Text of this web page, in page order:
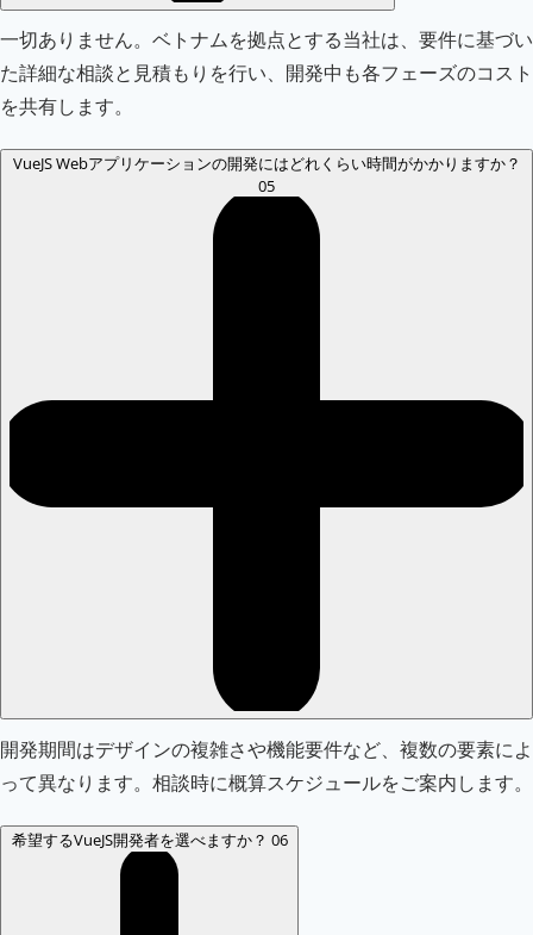
一切ありません。ベトナムを拠点とする当社は、要件に基づい
た詳細な相談と見積もりを行い、開発中も各フェーズのコスト
を共有します。
VueJS Webアプリケーションの開発にはどれくらい時間がかかりますか？
05
開発期間はデザインの複雑さや機能要件など、複数の要素によ
って異なります。相談時に概算スケジュールをご案内します。
希望するVueJS開発者を選べますか？ 06